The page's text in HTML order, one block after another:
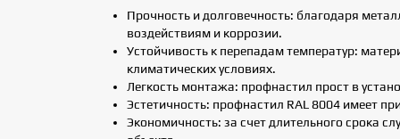
Прочность и долговечность: благодаря
воздействиям и коррозии.
Устойчивость к перепадам температур:
климатических условиях.
Легкость монтажа: профнастил прост в
Эстетичность: профнастил RAL 8004 имеет
Экономичность: за счет длительного срока